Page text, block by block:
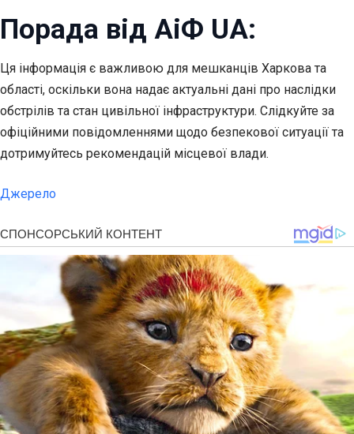
Порада від АіФ UA:
Ця інформація є важливою для мешканців Харкова та
області, оскільки вона надає актуальні дані про наслідки
обстрілів та стан цивільної інфраструктури. Слідкуйте за
офіційними повідомленнями щодо безпекової ситуації та
дотримуйтесь рекомендацій місцевої влади.
Джерело